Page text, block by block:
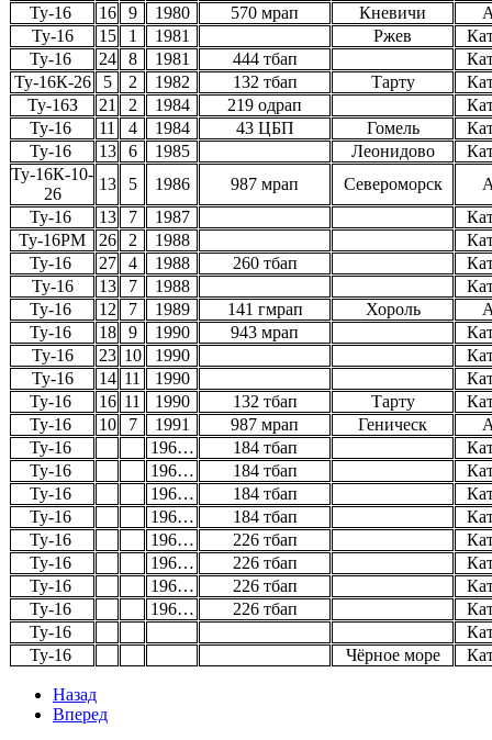
Ту-16
16 9 1980 570 мрап Кневичи
Ту-16
15 1 1981 Ржев
Ту-16
24 8 1981 444 тбап
Ту-16К-26
5 2 1982 132 тбап Тарту
Ту-16З
21 2 1984 219 одрап
Ту-16
11 4 1984 43 ЦБП Гомель
Ту-16
13 6 1985 Леонидово
Ту-16К-10-
26
13 5 1986 987 мрап Североморск
Ту-16
13 7 1987
Ту-16РМ
26 2 1988
Ту-16
27 4 1988 260 тбап
Ту-16
13 7 1988
Ту-16
12 7 1989 141 гмрап Хороль
Ту-16
18 9 1990 943 мрап
Ту-16
23 10 1990
Ту-16
14 11 1990
Ту-16
16 11 1990 132 тбап Тарту
Ту-16
10 7 1991 987 мрап Геническ
Ту-16
196… 184 тбап
Ту-16
196… 184 тбап
Ту-16
196… 184 тбап
Ту-16
196… 184 тбап
Ту-16
196… 226 тбап
Ту-16
196… 226 тбап
Ту-16
196… 226 тбап
Ту-16
196… 226 тбап
Ту-16
Ту-16
Чёрное море
Назад
Вперед